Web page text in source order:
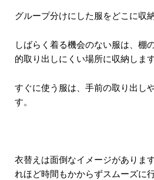
グループ分けにした服をどこに収
しばらく着る機会のない服は、棚
的取り出しにくい場所に収納します
すぐに使う服は、手前の取り出し
す。
衣替えは面倒なイメージがありま
れほど時間もかからずスムーズに